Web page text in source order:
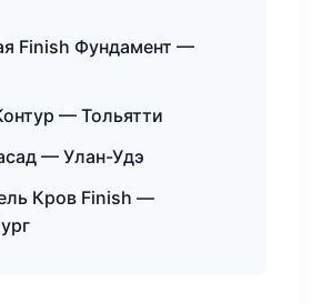
Finish Фундамент —
— Тольятти
— Улан-Удэ
Кров Finish —